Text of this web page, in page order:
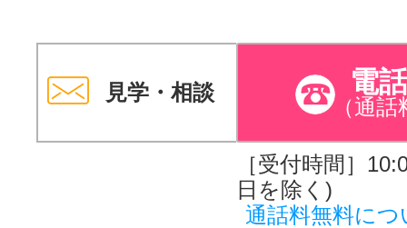
見学・相談 電
（通話
［受付時間］
日を除く)
通話料無料につ